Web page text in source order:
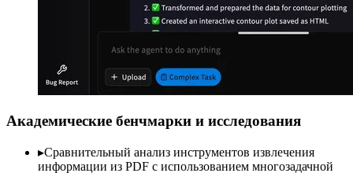
Академические бенчмарки и исследования
▸Сравнительный анализ инструментов извлечения
информации из PDF с использованием многозадачной